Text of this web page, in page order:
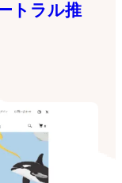
トラル推